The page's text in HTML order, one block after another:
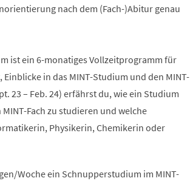
nach dem (Fach-)Abitur genau
ist ein 6-monatiges Vollzeitprogramm für
in das MINT-Studium und den MINT-
23 – Feb. 24) erfährst du, wie ein Studium
Fach zu studieren und welche
Physikerin, Chemikerin oder
Woche ein Schnupperstudium im MINT-